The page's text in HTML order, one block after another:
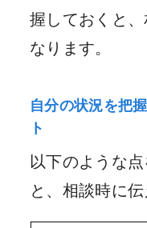
握しておくと
なります。
自分の状況を把
ト
以下のような
と、相談時に